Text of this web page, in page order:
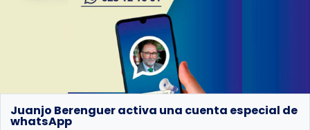
Juanjo Berenguer activa una cuenta especial de
whatsApp